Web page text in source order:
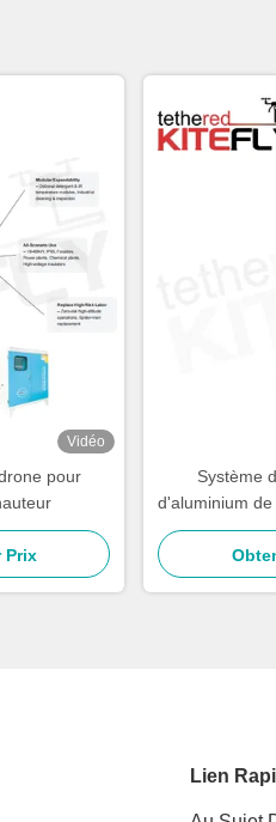
Vidéo
pour
Prix
Système
d'aluminium de
Lien